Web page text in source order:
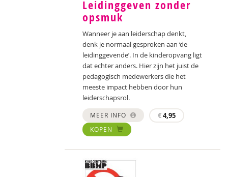
Leidinggeven zonder
opsmuk
Wanneer je aan leiderschap denkt,
denk je normaal gesproken aan ‘de
leidinggevende’. In de kinderopvang ligt
dat echter anders. Hier zijn het juist de
pedagogisch medewerkers die het
meeste impact hebben door hun
leiderschapsrol.
MEER INFO €4,95
KOPEN